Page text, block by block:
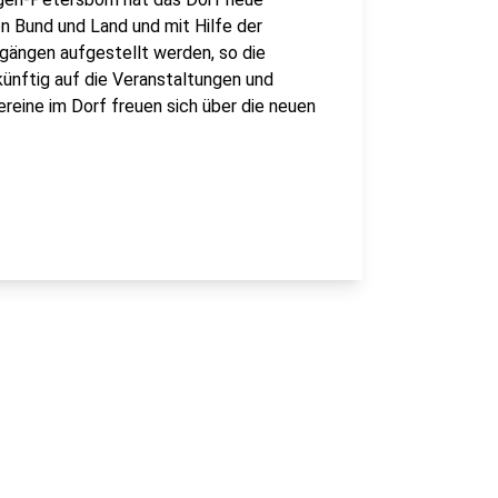
und Land und mit Hilfe der
aufgestellt werden, so die
auf die Veranstaltungen und
im Dorf freuen sich über die neuen